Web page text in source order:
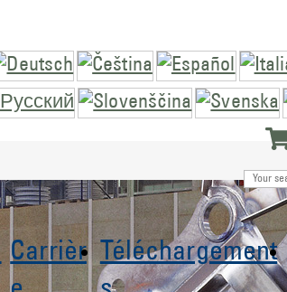
Carrièr
Téléchargement